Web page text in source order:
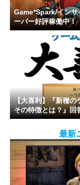
Game*Spark/インサ
ーバー好評稼働中！
【大喜利】『新種の
その特徴とは？』回
最新